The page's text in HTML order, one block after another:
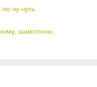
по чу-чуть
шамотною,